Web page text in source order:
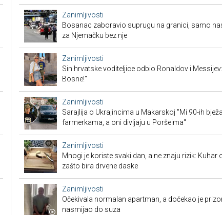
Zanimljivosti
Bosanac zaboravio suprugu na granici, samo
za Njemačku bez nje
Zanimljivosti
Sin hrvatske voditeljice odbio Ronaldov i
Bosne!"
Zanimljivosti
Sarajlija o Ukrajincima u Makarskoj "Mi 90-ih
farmerkama, a oni divljaju u Poršeima"
Zanimljivosti
Mnogi je koriste svaki dan, a ne znaju rizik: Kuhar
zašto bira drvene daske
Zanimljivosti
Očekivala normalan apartman, a dočekao je
nasmijao do suza